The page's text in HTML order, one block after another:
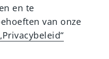
en te
van onze